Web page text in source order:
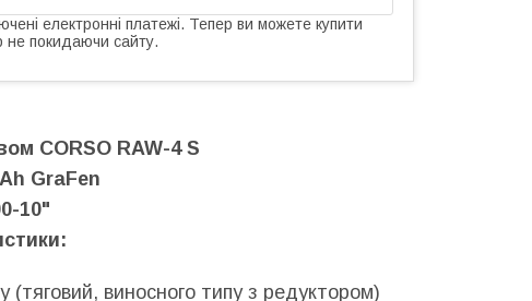
електронні платежі. Тепер ви можете купити
не покидаючи сайту.
CORSO RAW-4 S
GraFen
10"
(тяговий, виносного типу з редуктором)